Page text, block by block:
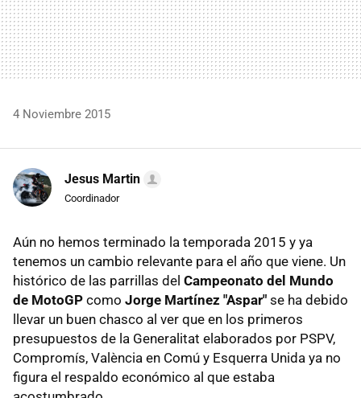
4 Noviembre 2015
Jesus Martin
Coordinador
Aún no hemos terminado la temporada 2015 y ya
tenemos un cambio relevante para el año que viene. Un
histórico de las parrillas del Campeonato del Mundo
de MotoGP como Jorge Martínez "Aspar" se ha debido
llevar un buen chasco al ver que en los primeros
presupuestos de la Generalitat elaborados por PSPV,
Compromís, València en Comú y Esquerra Unida ya no
figura el respaldo económico al que estaba